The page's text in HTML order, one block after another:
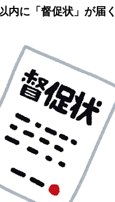
内に「督促状」が届く